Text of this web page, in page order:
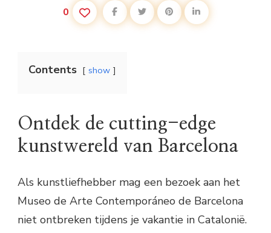
0
Contents show
Ontdek de cutting-edge
kunstwereld van Barcelona
Als kunstliefhebber mag een bezoek aan het
Museo de Arte Contemporáneo de Barcelona
niet ontbreken tijdens je vakantie in Catalonië.